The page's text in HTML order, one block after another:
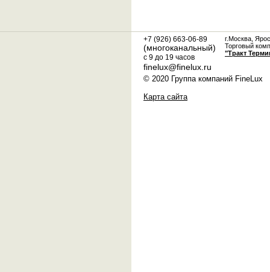
+7 (926) 663-06-89
(многоканальный)
с 9 до 19 часов
finelux@finelux.ru
г.Москва,
Торговый
"Тракт
© 2020 Группа компаний FineLux
Карта сайта